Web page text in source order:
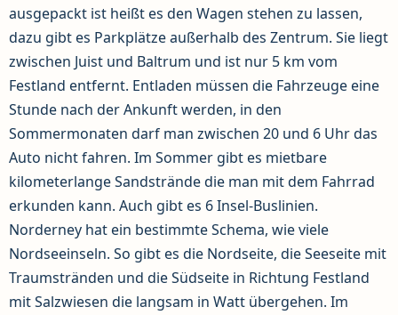
ausgepackt ist heißt es den Wagen stehen zu lassen,
dazu gibt es Parkplätze außerhalb des Zentrum. Sie liegt
zwischen Juist und Baltrum und ist nur 5 km vom
Festland entfernt. Entladen müssen die Fahrzeuge eine
Stunde nach der Ankunft werden, in den
Sommermonaten darf man zwischen 20 und 6 Uhr das
Auto nicht fahren. Im Sommer gibt es mietbare
kilometerlange Sandstrände die man mit dem Fahrrad
erkunden kann. Auch gibt es 6 Insel-Buslinien.
Norderney hat ein bestimmte Schema, wie viele
Nordseeinseln. So gibt es die Nordseite, die Seeseite mit
Traumstränden und die Südseite in Richtung Festland
mit Salzwiesen die langsam in Watt übergehen. Im